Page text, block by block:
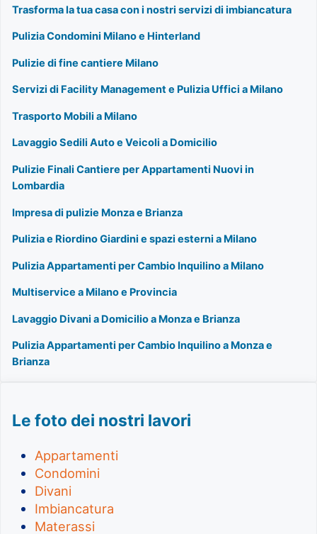
Trasforma la tua casa con i nostri servizi di imbiancatura
Pulizia Condomini Milano e Hinterland
Pulizie di fine cantiere Milano
Servizi di Facility Management e Pulizia Uffici a Milano
Trasporto Mobili a Milano
Lavaggio Sedili Auto e Veicoli a Domicilio
Pulizie Finali Cantiere per Appartamenti Nuovi in
Lombardia
Impresa di pulizie Monza e Brianza
Pulizia e Riordino Giardini e spazi esterni a Milano
Pulizia Appartamenti per Cambio Inquilino a Milano
Multiservice a Milano e Provincia
Lavaggio Divani a Domicilio a Monza e Brianza
Pulizia Appartamenti per Cambio Inquilino a Monza e
Brianza
Le foto dei nostri lavori
Appartamenti
Condomini
Divani
Imbiancatura
Materassi